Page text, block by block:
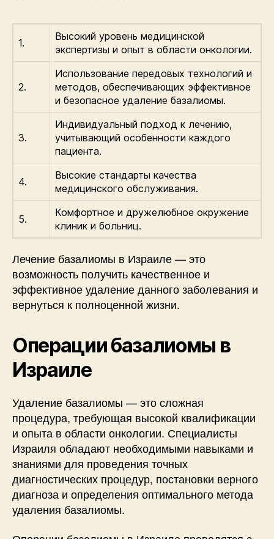
1.
Высокий уровень медицинской
экспертизы и опыт в области онкологии.
2.
Использование передовых технологий и
методов, обеспечивающих эффективное
и безопасное удаление базалиомы.
3.
Индивидуальный подход к лечению,
учитывающий особенности каждого
пациента.
4.
Высокие стандарты качества
медицинского обслуживания.
5.
Комфортное и дружелюбное окружение
клиник и больниц.
Лечение базалиомы в Израиле — это
возможность получить качественное и
эффективное удаление данного заболевания и
вернуться к полноценной жизни.
Операции базалиомы в
Израиле
Удаление базалиомы — это сложная
процедура, требующая высокой квалификации
и опыта в области онкологии. Специалисты
Израиля обладают необходимыми навыками и
знаниями для проведения точных
диагностических процедур, постановки верного
диагноза и определения оптимального метода
удаления базалиомы.